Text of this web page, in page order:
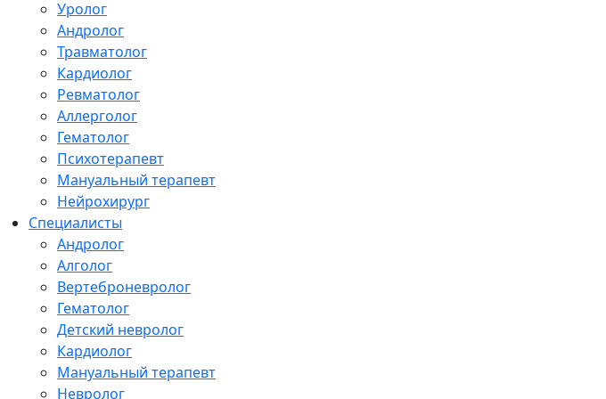
Уролог
Андролог
Травматолог
Кардиолог
Ревматолог
Аллерголог
Гематолог
Психотерапевт
Мануальный терапевт
Нейрохирург
Специалисты
Андролог
Алголог
Вертеброневролог
Гематолог
Детский невролог
Кардиолог
Мануальный терапевт
Невролог